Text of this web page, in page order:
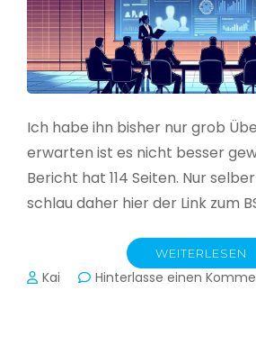
Ich habe ihn bisher nur grob
erwarten ist es nicht besser
Bericht hat 114 Seiten. Nur
schlau daher hier der Link zum
WEITERLESEN
Kai Hinterlasse einen